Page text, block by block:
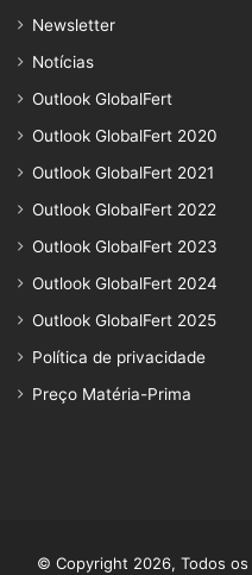
Newsletter
Notícias
Outlook GlobalFert
Outlook GlobalFert 2020
Outlook GlobalFert 2021
Outlook GlobalFert 2022
Outlook GlobalFert 2023
Outlook GlobalFert 2024
Outlook GlobalFert 2025
Política de privacidade
Preço Matéria-Prima
© Copyright 2026, Todos